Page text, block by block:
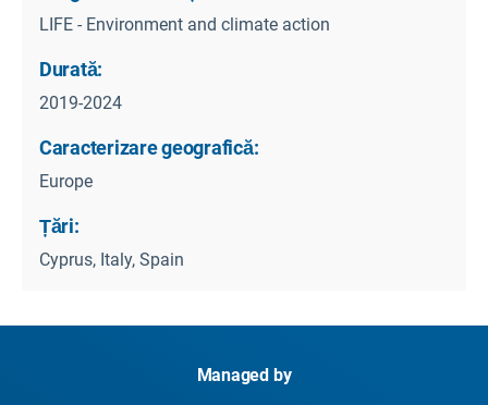
LIFE - Environment and climate action
Durată:
2019-2024
Caracterizare geografică:
Europe
Țări:
Cyprus, Italy, Spain
Managed by